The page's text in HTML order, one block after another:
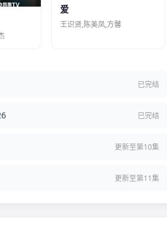
爱
王识贤,陈美凤,方馨
已完结
已完结
更新至第10集
更新至第11集